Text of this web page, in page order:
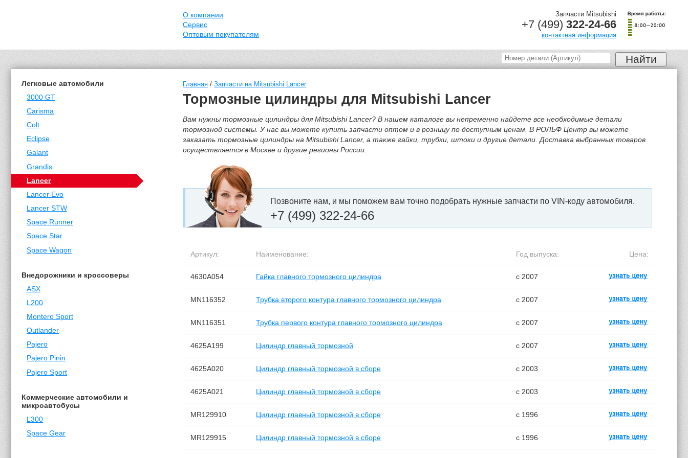
О компании
Сервис
Оптовым покупателям
Запчасти Mitsubishi
+7 (499) 322-24-66
контактная информация
Легковые автомобили
3000 GT
Carisma
Colt
Eclipse
Galant
Grandis
Lancer
Lancer Evo
Lancer STW
Space Runner
Space Star
Space Wagon
Внедорожники и кроссоверы
ASX
L200
Montero Sport
Outlander
Pajero
Pajero Pinin
Pajero Sport
Коммерческие автомобили и
микроавтобусы
L300
Space Gear
Главная / Запчасти на Mitsubishi Lancer
Тормозные цилиндры для Mitsubishi Lancer
Вам нужны тормозные цилиндры для Mitsubishi Lancer? В нашем каталоге вы непременно найдете все необходимые детали
тормозной системы. У нас вы можете купить запчасти оптом и в розницу по доступным ценам. В РОЛЬФ Центр вы можете
заказать тормозные цилиндры на Mitsubishi Lancer, а также гайки, трубки, штоки и другие детали. Доставка выбранных товаров
осуществляется в Москве и другие регионы России.
Позвоните нам, и мы поможем вам точно подобрать нужные запчасти по VIN-коду автомобиля.
+7 (499) 322-24-66
Артикул: Наименование: Год выпуска: Цена:
4630A054 Гайка главного тормозного цилиндра с 2007
MN116352 Трубка второго контура главного тормозного цилиндра с 2007
MN116351 Трубка первого контура главного тормозного цилиндра с 2007
4625A199 Цилиндр главный тормозной с 2007
4625A020 Цилиндр главный тормозной в сборе с 2003
4625A021 Цилиндр главный тормозной в сборе с 2003
MR129910 Цилиндр главный тормозной в сборе с 1996
MR129915 Цилиндр главный тормозной в сборе с 1996